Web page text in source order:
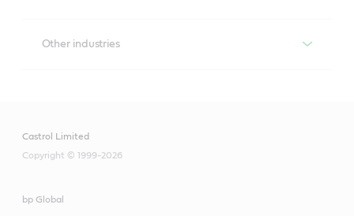
Other industries
anti-mousse et désaération, pour la lubrification des
turbines à gaz ou à vapeur utilisées dans l’industrie et la
Castrol Limited
Copyright © 1999-2026
bp Global